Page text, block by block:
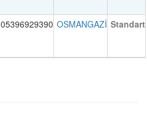
05396929390 OSMANGAZİ Standart